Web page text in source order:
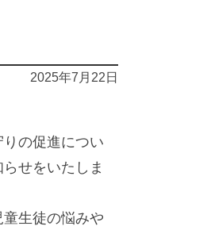
2025年7月22日
の促進につい
せをいたしま
生徒の悩みや